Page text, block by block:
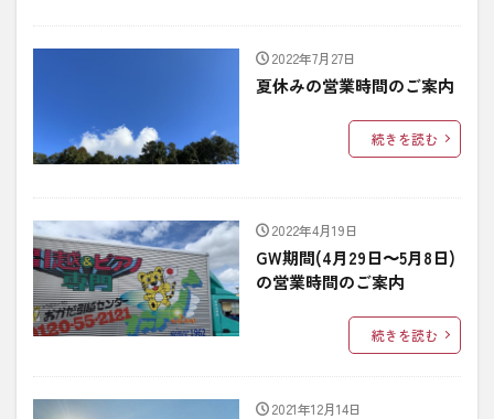
2022年7月27日
夏休みの営業時間のご案内
続きを読む
2022年4月19日
GW期間(4月29日〜5月8日)
の営業時間のご案内
続きを読む
2021年12月14日